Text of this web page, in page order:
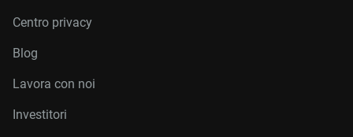
Centro privacy
Blog
Lavora con noi
Investitori